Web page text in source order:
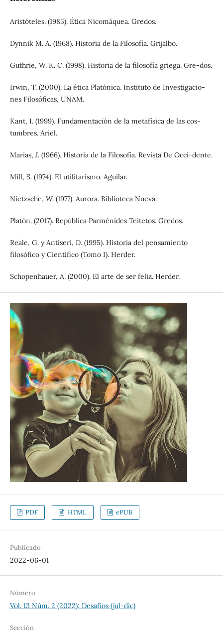
Aristóteles. (1985). Ética Nicomáquea. Gredos.
Dynnik M. A. (1968). Historia de la Filosofía. Grijalbo.
Guthrie, W. K. C. (1998). Historia de la filosofía griega. Gre-dos.
Irwin, T. (2000). La ética Platónica. Instituto de Investigacio-
nes Filosóficas, UNAM.
Kant, I. (1999). Fundamentación de la metafísica de las cos-
tumbres. Ariel.
Marías, J. (1966). Historia de la Filosofía. Revista De Occi-dente.
Mill, S. (1974). El utilitarismo. Aguilar.
Nietzsche, W. (1977). Aurora. Biblioteca Nueva.
Platón. (2017). República Parménides Teitetos. Gredos.
Reale, G. y Antiseri, D. (1995). Historia del pensamiento
filosófico y Científico (Tomo I). Herder.
Schopenhauer, A. (2000). El arte de ser feliz. Herder.
PDF HTML ePUB
Publicado
2022-06-01
Número
Vol. 13 Núm. 2 (2022): Desafíos (jul-dic)
Sección